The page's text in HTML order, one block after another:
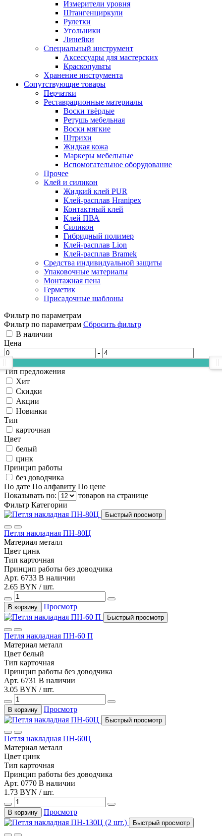
Измерители уровня
Штангенциркули
Рулетки
Угольники
Линейки
Специальный инструмент
Аксессуары для мастерских
Краскопульты
Хранение инструмента
Сопутствующие товары
Перчатки
Реставрационные материалы
Воски твёрдые
Ретушь мебельная
Воски мягкие
Штрихи
Жидкая кожа
Маркеры мебельные
Вспомогательное оборудование
Прочее
Клей и силикон
Жидкий клей PUR
Клей-расплав Hranipex
Контактный клей
Клей ПВА
Силикон
Гибридный полимер
Клей-расплав Lion
Клей-расплав Bramek
Средства индивидуальной защиты
Упаковочные материалы
Монтажная пена
Герметик
Присадочные шаблоны
Фильтр по параметрам
Фильтр по параметрам Сбросить фильтр
В наличии
Цена
-
Тип предложения
Хит
Скидки
Акции
Новинки
Тип
карточная
Цвет
белый
цинк
Принцип работы
без доводчика
По дате По алфавиту По цене
Показывать по:
товаров на странице
Фильтр Категории
Быстрый просмотр
Петля накладная ПН-80Ц
Материал металл
Цвет цинк
Тип карточная
Принцип работы без доводчика
Арт. 6733 В наличии
2.65 BYN / шт.
В корзину Просмотр
Быстрый просмотр
Петля накладная ПН-60 П
Материал металл
Цвет белый
Тип карточная
Принцип работы без доводчика
Арт. 6731 В наличии
3.05 BYN / шт.
В корзину Просмотр
Быстрый просмотр
Петля накладная ПН-60Ц
Материал металл
Цвет цинк
Тип карточная
Принцип работы без доводчика
Арт. 0770 В наличии
1.73 BYN / шт.
В корзину Просмотр
Быстрый просмотр